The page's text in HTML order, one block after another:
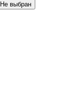
Не выбран